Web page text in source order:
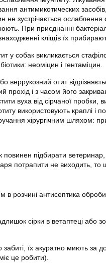
антимикотических
не зустрічається
При приєднанні
кліщів їх
у собак викликається
неоміцин і гентаміцин.
веррукозний отит
прохід і з часом його
вуха від сірчаної пробки,
використовують краплі і
хірургічним шляхом:
повинен підбирати
потрапити не виходить,
в розчині антисептика
сірки в ветаптеці або
забиті, їх акуратно миють за
це робити).